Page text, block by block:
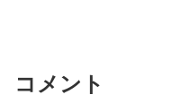
コメント